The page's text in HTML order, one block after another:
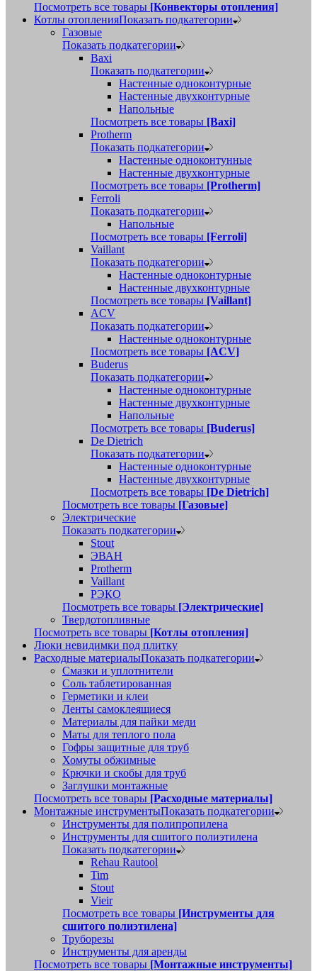
Посмотреть все товары [Конвекторы отопления]
Котлы отопленияПоказать подкатегории
Газовые
Показать подкатегории
Baxi
Показать подкатегории
Настенные одноконтурные
Настенные двухконтурные
Напольные
Посмотреть все товары [Baxi]
Protherm
Показать подкатегории
Настенные одноконтунные
Настенные двухконтурные
Посмотреть все товары [Protherm]
Ferroli
Показать подкатегории
Напольные
Посмотреть все товары [Ferroli]
Vaillant
Показать подкатегории
Настенные одноконтурные
Настенные двухконтурные
Посмотреть все товары [Vaillant]
ACV
Показать подкатегории
Настенные одноконтурные
Посмотреть все товары [ACV]
Buderus
Показать подкатегории
Настенные одноконтурные
Настенные двухконтурные
Напольные
Посмотреть все товары [Buderus]
De Dietrich
Показать подкатегории
Настенные одноконтурные
Настенные двухконтурные
Посмотреть все товары [De Dietrich]
Посмотреть все товары [Газовые]
Электрические
Показать подкатегории
Stout
ЭВАН
Protherm
Vaillant
РЭКО
Посмотреть все товары [Электрические]
Твердотопливные
Посмотреть все товары [Котлы отопления]
Люки невидимки под плитку
Расходные материалыПоказать подкатегории
Смазки и уплотнители
Соль таблетированная
Герметики и клеи
Ленты самоклеящиеся
Материалы для пайки меди
Маты для теплого пола
Гофры защитные для труб
Хомуты обжимные
Крючки и скобы для труб
Заглушки монтажные
Посмотреть все товары [Расходные материалы]
Монтажные инструментыПоказать подкатегории
Инструменты для полипропилена
Инструменты для сшитого полиэтилена
Показать подкатегории
Rehau Rautool
Tim
Stout
Vieir
Посмотреть все товары [Инструменты для
сшитого полиэтилена]
Труборезы
Инструменты для аренды
Посмотреть все товары [Монтажные инструменты]